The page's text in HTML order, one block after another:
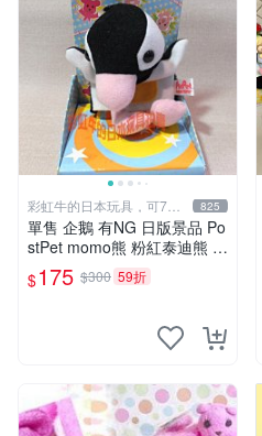
彩虹牛的日本玩具，可7取
付
825
單售 企鵝 有NG 日版景品 Po
stPet momo熊 粉紅泰迪熊 娃
娃 布偶 手指頭 娃娃
$175 $300 59折